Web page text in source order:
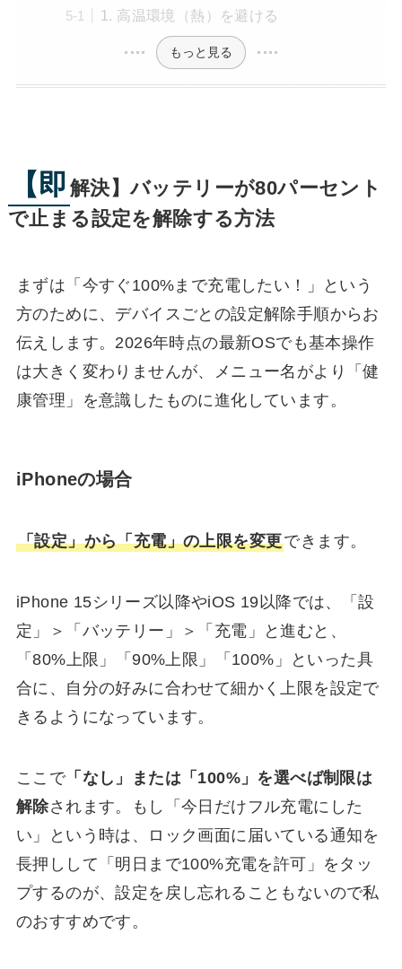
1. 高温環境（熱）を避ける
もっと見る
【即 解決】バッテリーが80パーセント
で止まる設定を解除する方法
まずは「今すぐ100%まで充電したい！」という
方のために、デバイスごとの設定解除手順からお
伝えします。2026年時点の最新OSでも基本操作
は大きく変わりませんが、メニュー名がより「健
康管理」を意識したものに進化しています。
iPhoneの場合
「設定」から「充電」の上限を変更できます。
iPhone 15シリーズ以降やiOS 19以降では、「設
定」＞「バッテリー」＞「充電」と進むと、
「80%上限」「90%上限」「100%」といった具
合に、自分の好みに合わせて細かく上限を設定で
きるようになっています。
ここで「なし」または「100%」を選べば制限は
解除されます。もし「今日だけフル充電にした
い」という時は、ロック画面に届いている通知を
長押しして「明日まで100%充電を許可」をタッ
プするのが、設定を戻し忘れることもないので私
のおすすめです。